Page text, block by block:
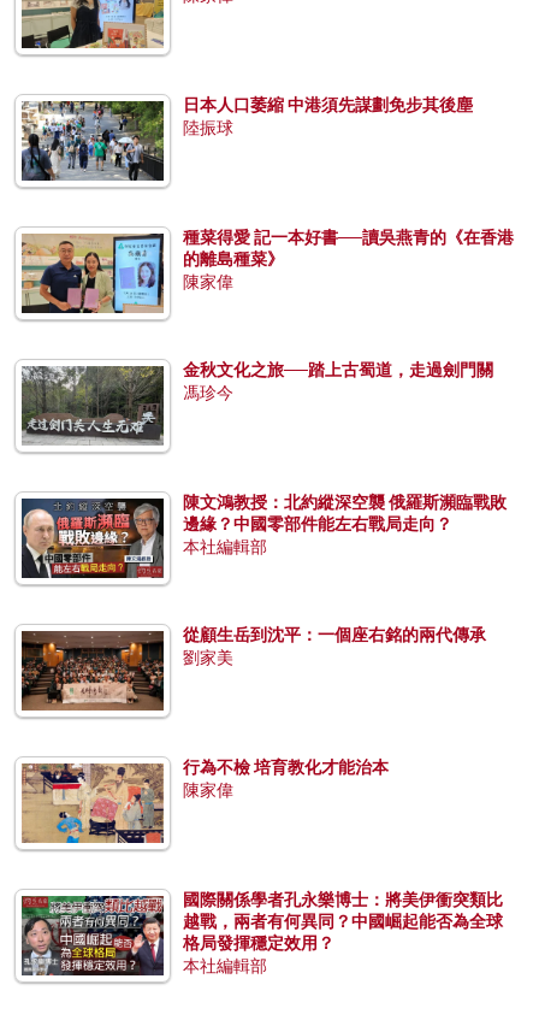
日本人口萎縮 中港須先謀劃免步其後塵
陸振球
種菜得愛 記一本好書──讀吳燕青的《在香港
的離島種菜》
陳家偉
金秋文化之旅──踏上古蜀道，走過劍門關
馮珍今
陳文鴻教授：北約縱深空襲 俄羅斯瀕臨戰敗
邊緣？中國零部件能左右戰局走向？
本社編輯部
從顧生岳到沈平：一個座右銘的兩代傳承
劉家美
行為不檢 培育教化才能治本
陳家偉
國際關係學者孔永樂博士：將美伊衝突類比
越戰，兩者有何異同？中國崛起能否為全球
格局發揮穩定效用？
本社編輯部